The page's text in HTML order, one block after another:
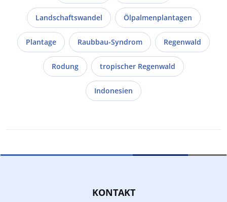
Landschaftswandel Ölpalmenplantagen
Plantage Raubbau-Syndrom Regenwald
Rodung tropischer Regenwald
Indonesien
KONTAKT